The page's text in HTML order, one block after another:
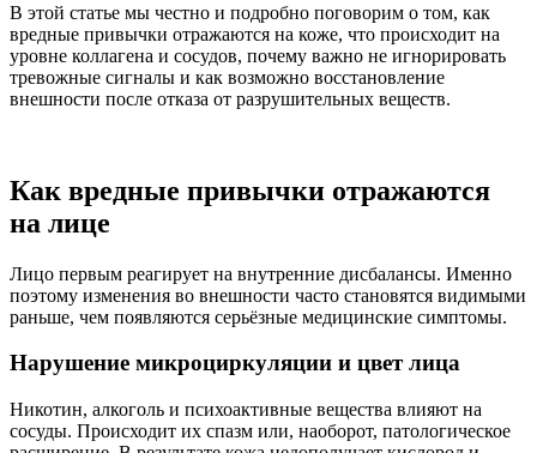
В этой статье мы честно и подробно поговорим о том, как
вредные привычки отражаются на коже, что происходит на
уровне коллагена и сосудов, почему важно не игнорировать
тревожные сигналы и как возможно восстановление
внешности после отказа от разрушительных веществ.
Как вредные привычки отражаются
на лице
Лицо первым реагирует на внутренние дисбалансы. Именно
поэтому изменения во внешности часто становятся видимыми
раньше, чем появляются серьёзные медицинские симптомы.
Нарушение микроциркуляции и цвет лица
Никотин, алкоголь и психоактивные вещества влияют на
сосуды. Происходит их спазм или, наоборот, патологическое